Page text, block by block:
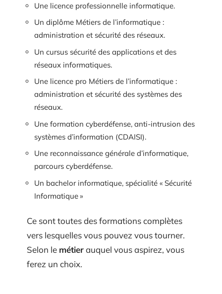
Une licence professionnelle informatique.
Un diplôme Métiers de l’informatique :
administration et sécurité des réseaux.
Un cursus sécurité des applications et des
réseaux informatiques.
Une licence pro Métiers de l’informatique :
administration et sécurité des systèmes des
réseaux.
Une formation cyberdéfense, anti-intrusion des
systèmes d’information (CDAISI).
Une reconnaissance générale d’informatique,
parcours cyberdéfense.
Un bachelor informatique, spécialité « Sécurité
Informatique »
Ce sont toutes des formations complètes
vers lesquelles vous pouvez vous tourner.
Selon le métierauquel vous aspirez, vous
ferez un choix.